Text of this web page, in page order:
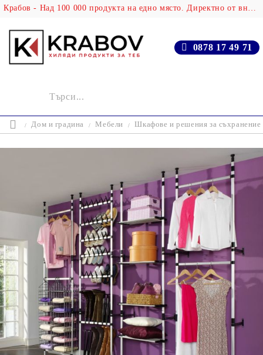
Крабов - Над 100 000 продукта на едно място. Директно от вносителя!
0878 17 49 71
Дом и градина Мебели Шкафове и решения за съхранение